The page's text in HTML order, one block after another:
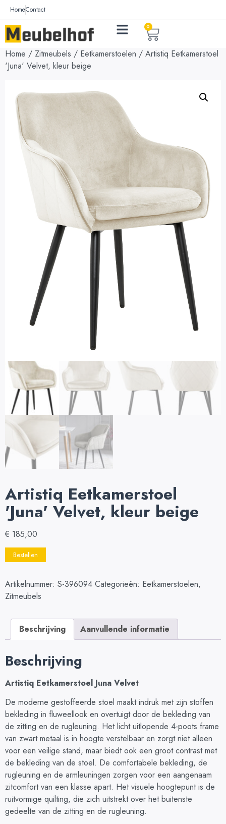
HomeContact
0
Home / Zitmeubels / Eetkamerstoelen / Artistiq Eetkamerstoel
'Juna' Velvet, kleur beige
Artistiq Eetkamerstoel
'Juna' Velvet, kleur beige
€ 185,00
Bestellen
Artikelnummer: S-396094 Categorieën: Eetkamerstoelen,
Zitmeubels
Beschrijving Aanvullende informatie
Beschrijving
Artistiq Eetkamerstoel Juna Velvet
De moderne gestoffeerde stoel maakt indruk met zijn stoffen
bekleding in fluweellook en overtuigt door de bekleding van
de zitting en de rugleuning. Het licht uitlopende 4-poots frame
van zwart metaal is in hoogte verstelbaar en zorgt niet alleen
voor een veilige stand, maar biedt ook een groot contrast met
de bekleding van de stoel. De comfortabele bekleding, de
rugleuning en de armleuningen zorgen voor een aangenaam
zitcomfort van een klasse apart. Het visuele hoogtepunt is de
ruitvormige quilting, die zich uitstrekt over het buitenste
gedeelte van de zitting en de rugleuning.